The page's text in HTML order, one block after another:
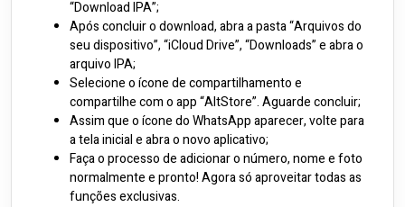
“Download IPA”;
Após concluir o download, abra a pasta “Arquivos do
seu dispositivo”, “iCloud Drive”, “Downloads” e abra o
arquivo IPA;
Selecione o ícone de compartilhamento e
compartilhe com o app “AltStore”. Aguarde concluir;
Assim que o ícone do WhatsApp aparecer, volte para
a tela inicial e abra o novo aplicativo;
Faça o processo de adicionar o número, nome e foto
normalmente e pronto! Agora só aproveitar todas as
funções exclusivas.